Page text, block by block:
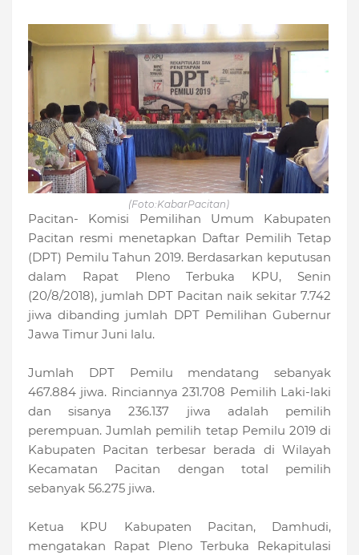
(Foto:KabarPacitan)
Pacitan- Komisi Pemilihan Umum Kabupaten
Pacitan resmi menetapkan Daftar Pemilih Tetap
(DPT) Pemilu Tahun 2019. Berdasarkan keputusan
dalam Rapat Pleno Terbuka KPU, Senin
(20/8/2018), jumlah DPT Pacitan naik sekitar 7.742
jiwa dibanding jumlah DPT Pemilihan Gubernur
Jawa Timur Juni lalu.
Jumlah DPT Pemilu mendatang sebanyak
467.884 jiwa. Rinciannya 231.708 Pemilih Laki-laki
dan sisanya 236.137 jiwa adalah pemilih
perempuan. Jumlah pemilih tetap Pemilu 2019 di
Kabupaten Pacitan terbesar berada di Wilayah
Kecamatan Pacitan dengan total pemilih
sebanyak 56.275 jiwa.
Ketua KPU Kabupaten Pacitan, Damhudi,
mengatakan Rapat Pleno Terbuka Rekapitulasi